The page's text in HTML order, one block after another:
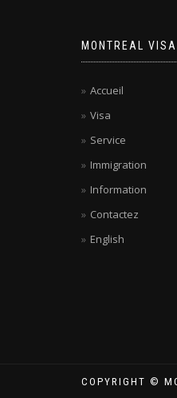
MONTREAL VISA
Accueil
Visa
Service
Immigration
Information
Contactez
English
COPYRIGHT ©